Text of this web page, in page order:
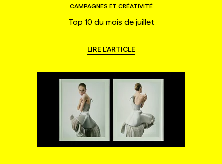
CAMPAGNES ET CRÉATIVITÉ
Top 10 du mois de juillet
LIRE L'ARTICLE